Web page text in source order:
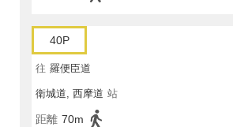
40P
往 羅便臣道
衛城道, 西摩道 站
距離 70m